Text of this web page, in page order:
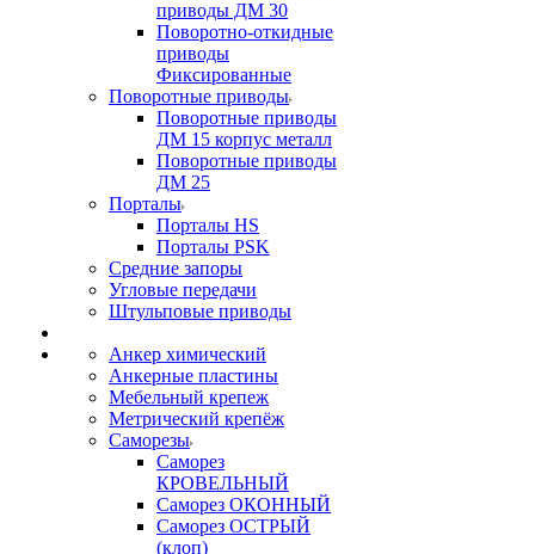
приводы ДМ 30
Поворотно-откидные
приводы
Фиксированные
Поворотные приводы
Поворотные приводы
ДМ 15 корпус металл
Поворотные приводы
ДМ 25
Порталы
Порталы HS
Порталы PSK
Средние запоры
Угловые передачи
Штульповые приводы
Анкер химический
Анкерные пластины
Мебельный крепеж
Метрический крепёж
Саморезы
Саморез
КРОВЕЛЬНЫЙ
Саморез ОКОННЫЙ
Саморез ОСТРЫЙ
(клоп)